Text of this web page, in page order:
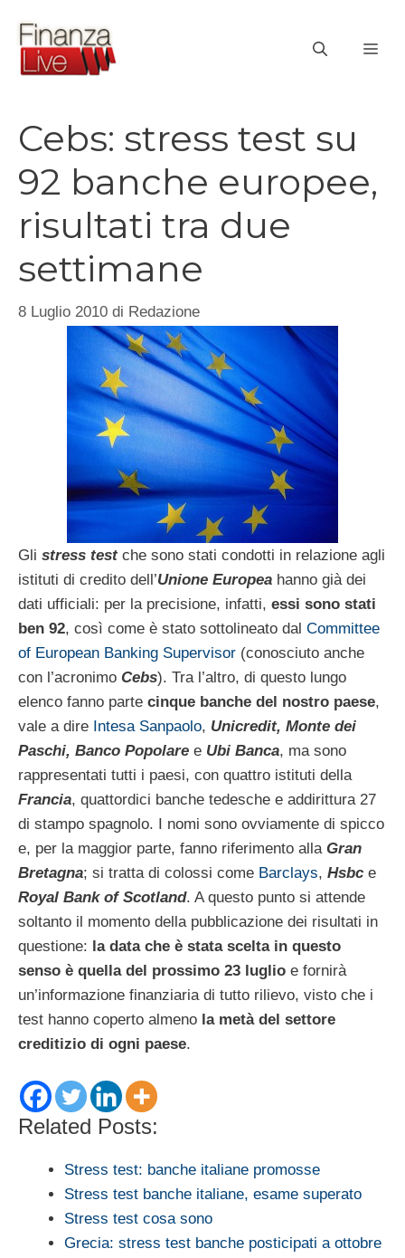
contenuto
Cebs: stress test su
92 banche europee,
risultati tra due
settimane
8 Luglio 2010 di Redazione
Gli stress testche sono stati condotti in relazione agli
istituti di credito dell’Unione Europea hanno già dei
dati ufficiali: per la precisione, infatti, essi sono stati
ben 92, così come è stato sottolineato dal Committee
of European Banking Supervisor (conosciuto anche
con l’acronimo Cebs). Tra l’altro, di questo lungo
elenco fanno parte cinque banche del nostro paese,
vale a dire Intesa Sanpaolo, Unicredit, Monte dei
Paschi, Banco Popolare e Ubi Banca, ma sono
rappresentati tutti i paesi, con quattro istituti della
Francia, quattordici banche tedesche e addirittura 27
di stampo spagnolo. I nomi sono ovviamente di spicco
e, per la maggior parte, fanno riferimento alla Gran
Bretagna; si tratta di colossi come Barclays, Hsbc e
Royal Bank of Scotland. A questo punto si attende
soltanto il momento della pubblicazione dei risultati in
questione: la data che è stata scelta in questo
senso è quella del prossimo 23 luglio e fornirà
un’informazione finanziaria di tutto rilievo, visto che i
test hanno coperto almeno la metà del settore
creditizio di ogni paese.
Related Posts:
Stress test: banche italiane promosse
Stress test banche italiane, esame superato
Stress test cosa sono
Grecia: stress test banche posticipati a ottobre